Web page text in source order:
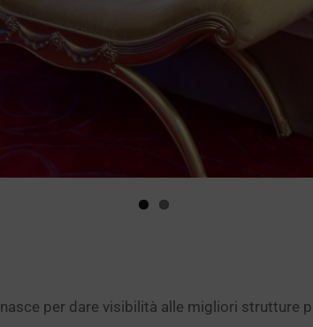
nasce per dare visibilità alle migliori strutture